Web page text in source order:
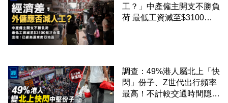
工？」中產僱主開支不勝負
荷 最低工資減至$3100蚊
調查：49%港人屬北上「快
閃」份子、Z世代出行頻率
最高！不計較交通時間隱形